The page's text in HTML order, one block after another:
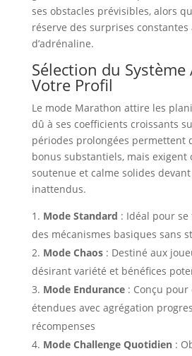
ses obstacles prévisibles, alors
réserve des surprises constantes
d’adrénaline.
Sélection du Système
Votre Profil
Le mode Marathon attire les
dû à ses coefficients croissants
périodes prolongées permettent
bonus substantiels, mais exigent
soutenue et calme solides
inattendus.
Mode Standard : Idéal pour
des mécanismes basiques sans
Mode Chaos: Destiné aux
désirant variété et bénéfices
Mode Endurance: Conçu pour
étendues avec agrégation
récompenses
Mode Challenge Quotidien: